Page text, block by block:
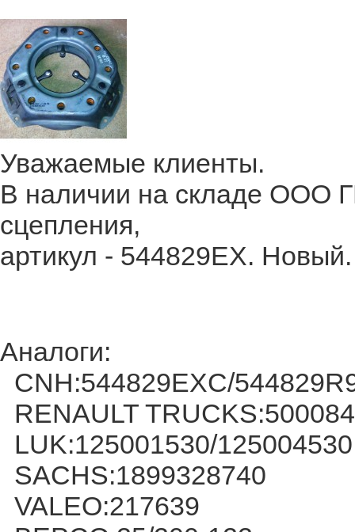
Уважаемые клиенты.
В наличии на складе ООО
сцепления,
артикул - 544829EX. Новый.
Аналоги:
CNH:544829EXC/
RENAULT
LUK:125001530/125004530
SACHS:1899328740
VALEO:217639